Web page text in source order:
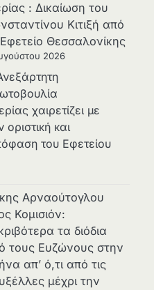
: Δικαίωση του
Κιτιξή από
Θεσσαλονίκης
2026
χαιρετίζει με
και
του Εφετείου
Αρναούτογλου
Κομισιόν:
τα διόδια
τους Ευζώνους στην
απ’ ό,τι από τις
μέχρι την